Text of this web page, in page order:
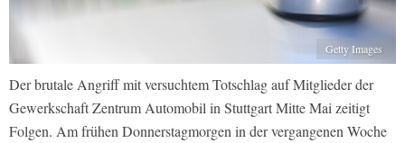
Getty Images
Der brutale Angriff mit versuchtem Totschlag auf Mitglieder der
Gewerkschaft Zentrum Automobil in Stuttgart Mitte Mai zeitigt
Folgen. Am frühen Donnerstagmorgen in der vergangenen Woche